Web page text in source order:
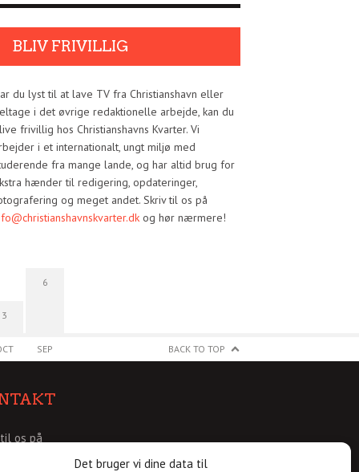
Det bruger vi dine data til
BLIV FRIVILLIG
du lyst til at lave TV fra Christianshavn eller
i det øvrige redaktionelle arbejde, kan du
frivillig hos Christianshavns Kvarter. Vi
i et internationalt, ungt miljø med
fra mange lande, og har altid brug for
hænder til redigering, opdateringer,
og meget andet. Skriv til os på
og hør nærmere!
3
6
SEP BACK TO TOP
os på